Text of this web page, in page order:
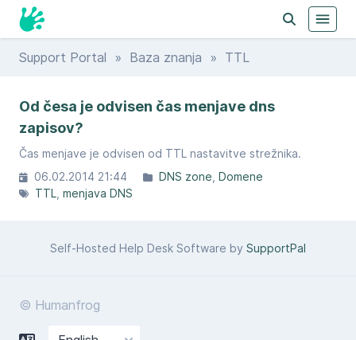
Support Portal » Baza znanja » TTL
Od česa je odvisen čas menjave dns
zapisov?
Čas menjave je odvisen od TTL nastavitve strežnika.
06.02.2014 21:44
DNS zone Domene
TTL menjava DNS
Self-Hosted Help Desk Software by SupportPal
© Humanfrog